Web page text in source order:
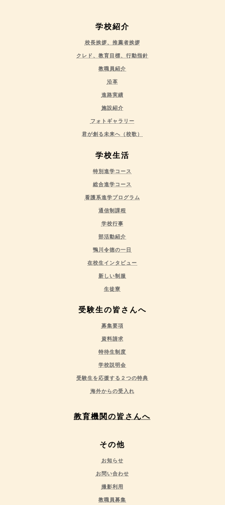
学校紹介
校長挨拶、推薦者挨拶
クレド、教育目標、行動指針
教職員紹介
沿革
進路実績
施設紹介
フォトギャラリー
君が創る未来へ（校歌）
学校生活
特別進学コース
総合進学コース
看護系進学プログラム
通信制課程
学校行事
部活動紹介
鴨川令徳の一日
在校生インタビュー
新しい制服
生徒寮
受験生の皆さんへ
募集要項
資料請求
特待生制度
学校説明会
受験生を応援する２つの特典
海外からの受入れ
教育機関の皆さんへ
その他
お知らせ
お問い合わせ
撮影利用
教職員募集